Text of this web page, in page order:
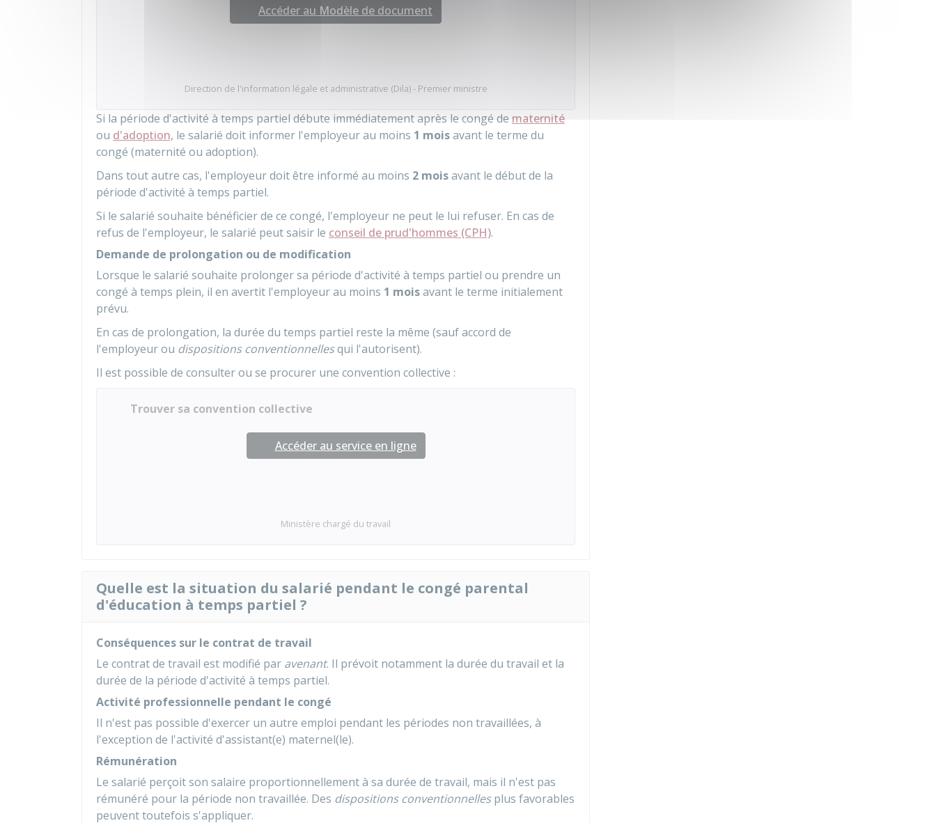
Accéder au Modèle de document
Direction de l'information légale et administrative (Dila) - Premier ministre
Si la période d'activité à temps partiel débute immédiatement après le congé de maternité
ou d'adoption, le salarié doit informer l'employeur au moins 1 moisavant le terme du
congé (maternité ou adoption).
Dans tout autre cas, l'employeur doit être informé au moins 2 moisavant le début de la
période d'activité à temps partiel.
Si le salarié souhaite bénéficier de ce congé, l'employeur ne peut le lui refuser. En cas de
refus de l'employeur, le salarié peut saisir le conseil de prud'hommes (CPH).
Demande de prolongation ou de modification
Lorsque le salarié souhaite prolonger sa période d'activité à temps partiel ou prendre un
congé à temps plein, il en avertit l'employeur au moins 1 moisavant le terme initialement
prévu.
En cas de prolongation, la durée du temps partiel reste la même (sauf accord de
l'employeur ou dispositions conventionnellesqui l'autorisent).
Il est possible de consulter ou se procurer une convention collective :
Trouver sa convention collective
Accéder au service en ligne
Ministère chargé du travail
Quelle est la situation du salarié pendant le congé parental
d'éducation à temps partiel ?
Conséquences sur le contrat de travail
Le contrat de travail est modifié par avenant. Il prévoit notamment la durée du travail et la
durée de la période d'activité à temps partiel.
Activité professionnelle pendant le congé
Il n'est pas possible d'exercer un autre emploi pendant les périodes non travaillées, à
l'exception de l'activité d'assistant(e) maternel(le).
Rémunération
Le salarié perçoit son salaire proportionnellement à sa durée de travail, mais il n'est pas
rémunéré pour la période non travaillée. Des dispositions conventionnellesplus favorables
peuvent toutefois s'appliquer.